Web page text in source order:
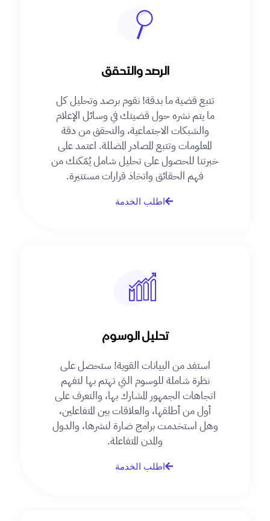
الرصد والتحقق
تتبع قضية ما بدقة! نقوم برصد وتحليل كل
ما يتم نشره حول قضيتك في وسائل الإعلام
والشبكات الاجتماعية، والتحقق من دقة
المعلومات وتتبع المصادر المضللة. اعتمد على
خبرتنا للحصول على تحليل شامل يُمّكنك من
فهم الحقائق واتخاذ قرارات مستنيرة.
اطلب الخدمة
تحليل الوسوم
استفد من البيانات القوية! ستحصل على
نظرة شاملة للوسوم التي تهتم بها لتفهم
اتجاهات الجمهور المشارك بها، والتعرف على
أول من أطلقها، والعلاقات بين المتفاعلين،
وهل استخدمت برامج ضارة لنشرها، والدول
والمدن المتفاعلة.
اطلب الخدمة